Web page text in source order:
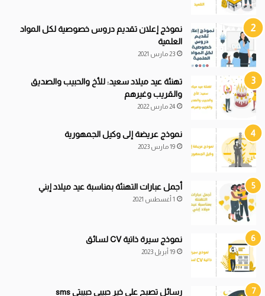
نموذج إعلان تقديم دروس خصوصية لكل المواد
العلمية
23 مارس 2021
تهنئة عيد ميلاد سعيد: للأخ والحبيب والصديق
والقريب وغيرهم
24 مارس 2022
نموذج عريضة إلى وكيل الجمهورية
19 مارس 2023
أجمل عبارات التهنئة بمناسبة عيد ميلاد إبني
1 أغسطس 2021
نموذج سيرة ذاتية CV لسائق
19 أبريل 2023
رسائل تصبح على خير حبيبي حبيبتي sms